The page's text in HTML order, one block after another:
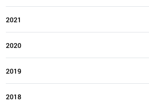
2021
2020
2019
2018